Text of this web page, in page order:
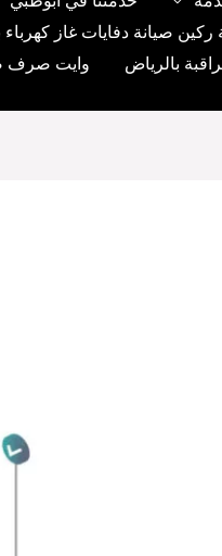
صيانة دفايات غاز كهرباء
بالرياض وايت صرف